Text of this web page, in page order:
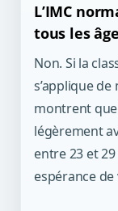
L’IMC
tous les
Non. Si la
s’applique
montrent
légèrement
entre 23 et
espérance de